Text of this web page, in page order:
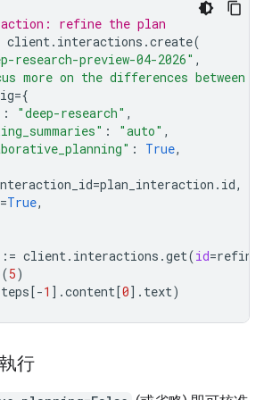
refine the plan
client. interactions .create(
research-preview-04-2026" ,
more on the differences between
={
: "deep-research" ,
: "auto" ,
: True,
=plan_interaction . id,
=True,
:= client. interactions .get(id=
(5)
[-1 ] .content[0] . text)
行